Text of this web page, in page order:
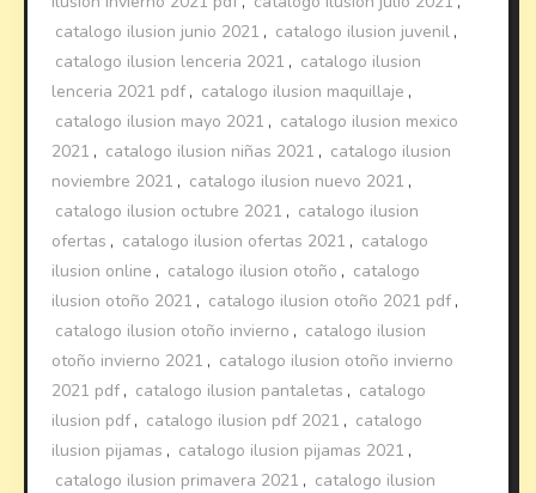
catalogo ilusion junio 2021 , catalogo ilusion juvenil ,
catalogo ilusion lenceria 2021 , catalogo ilusion
lenceria 2021 pdf , catalogo ilusion maquillaje ,
catalogo ilusion mayo 2021 , catalogo ilusion mexico
2021 , catalogo ilusion niñas 2021 , catalogo ilusion
noviembre 2021 , catalogo ilusion nuevo 2021 ,
catalogo ilusion octubre 2021 , catalogo ilusion
ofertas , catalogo ilusion ofertas 2021 , catalogo
ilusion online , catalogo ilusion otoño , catalogo
ilusion otoño 2021 , catalogo ilusion otoño 2021 pdf ,
catalogo ilusion otoño invierno , catalogo ilusion
otoño invierno 2021 , catalogo ilusion otoño invierno
2021 pdf , catalogo ilusion pantaletas , catalogo
ilusion pdf , catalogo ilusion pdf 2021 , catalogo
ilusion pijamas , catalogo ilusion pijamas 2021 ,
catalogo ilusion primavera 2021 , catalogo ilusion